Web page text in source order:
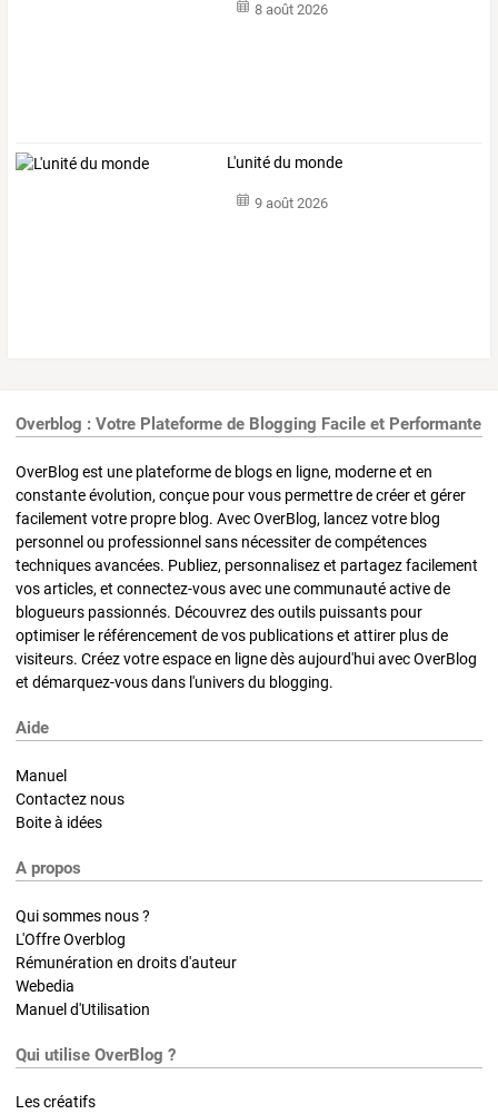
8 août 2026
L'unité du monde
9 août 2026
Overblog : Votre Plateforme de Blogging Facile et Performante
OverBlog est une plateforme de blogs en ligne, moderne et en
constante évolution, conçue pour vous permettre de créer et gérer
facilement votre propre blog. Avec OverBlog, lancez votre blog
personnel ou professionnel sans nécessiter de compétences
techniques avancées. Publiez, personnalisez et partagez facilement
vos articles, et connectez-vous avec une communauté active de
blogueurs passionnés. Découvrez des outils puissants pour
optimiser le référencement de vos publications et attirer plus de
visiteurs. Créez votre espace en ligne dès aujourd'hui avec OverBlog
et démarquez-vous dans l'univers du blogging.
Aide
Manuel
Contactez nous
Boite à idées
A propos
Qui sommes nous ?
L'Offre Overblog
Rémunération en droits d'auteur
Webedia
Manuel d'Utilisation
Qui utilise OverBlog ?
Les créatifs